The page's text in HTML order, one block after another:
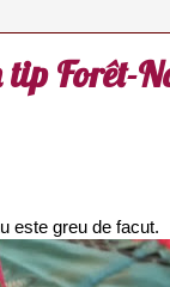
tip Forêt-
este greu de facut.